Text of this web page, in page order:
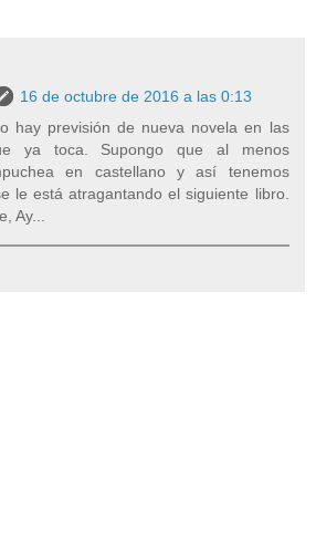
16 de octubre de 2016 a las 0:13
hay previsión de nueva novela en las
ya toca. Supongo que al menos
en castellano y así tenemos
le está atragantando el siguiente libro.
Ay...